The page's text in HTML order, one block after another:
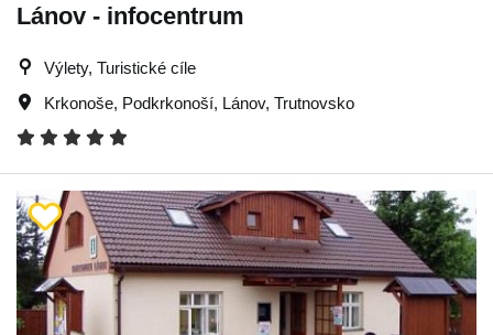
Lánov - infocentrum
Výlety, Turistické cíle
Krkonoše, Podkrkonoší, Lánov, Trutnovsko